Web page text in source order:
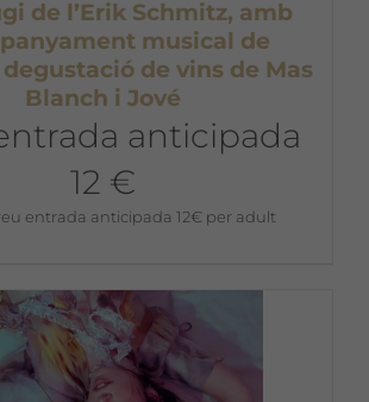
de l’Erik Schmitz, amb
musical de
de vins de Mas
Blanch i Jové
anticipada
12 €
entrada anticipada 12€ per adult